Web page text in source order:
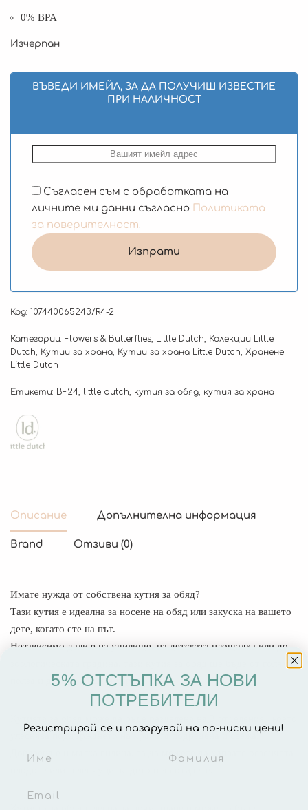
0% BPA
Изчерпан
ВЪВЕДИ ИМЕЙЛ, ЗА ДА ПОЛУЧИШ ИЗВЕСТИЕ
ПРИ НАЛИЧНОСТ
Съгласен съм с обработката на
личните ми данни съгласно Политиката
за поверителност.
Код: 107440065243/R4-2
Категории: Flowers & Butterflies Little Dutch
Колекции Little
Dutch
Кутии за храна Кутии за храна Little Dutch
Хранене
Little Dutch
Етикети: BF24 little dutch кутия за обяд кутия за храна
Описание Допълнителна информация
Brand Отзиви (0)
Имате нужда от собствена кутия за обяд?
Тази кутия е идеална за носене на обяд или закуска на вашето
дете, когато сте на път.
Независимо дали е на училище, на детската площадка или до
зоологическата градина, тази кутия за обяд ще бъде от голяма
полза и детето ви ще я хареса.
улеснява поддържането на храната подредена и свежа.
Добавена е и малка вилица, за да можете да хапвате резенчета
5% ОТСТЪПКА ЗА НОВИ
ПОТРЕБИТЕЛИ
Регистрирай се и пазарувай на по-ниски цени!